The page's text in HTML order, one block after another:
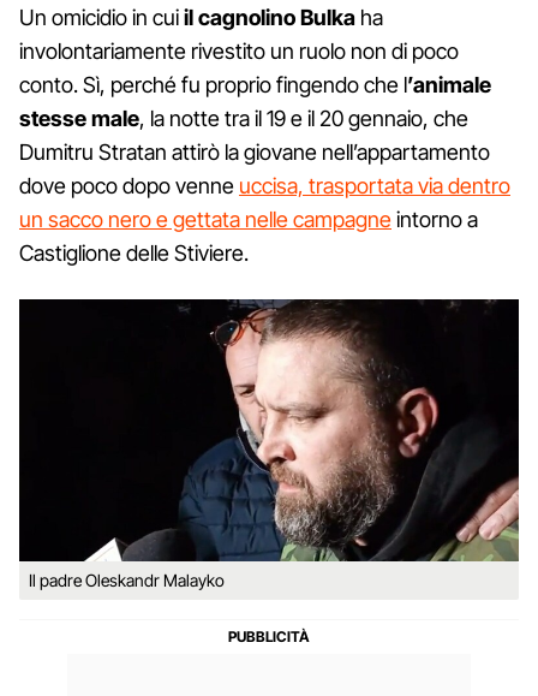
Un omicidio in cuiil cagnolino Bulka ha
involontariamente rivestito un ruolo non di poco
conto. Sì, perché fu proprio fingendo che l’animale
stesse male, la notte tra il 19 e il 20 gennaio, che
Dumitru Stratan attirò la giovane nell’appartamento
dove poco dopo venne uccisa, trasportata via dentro
un sacco nero e gettata nelle campagneintorno a
Castiglione delle Stiviere.
Il padre Oleskandr Malayko